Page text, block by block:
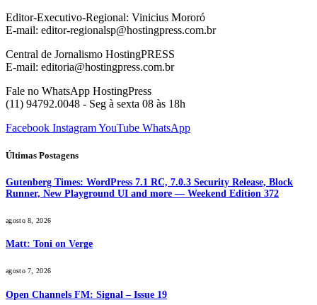
Editor-Executivo-Regional: Vinicius Mororó
E-mail: editor-regionalsp@hostingpress.com.br
Central de Jornalismo HostingPRESS
E-mail: editoria@hostingpress.com.br
Fale no WhatsApp HostingPress
(11) 94792.0048 - Seg à sexta 08 às 18h
Facebook InstagramYouTube WhatsApp
Últimas Postagens
Gutenberg Times: WordPress 7.1 RC, 7.0.3 Security Release, Block
Runner, New Playground UI and more — Weekend Edition 372
agosto 8, 2026
Matt: Toni on Verge
agosto 7, 2026
Open Channels FM: Signal – Issue 19